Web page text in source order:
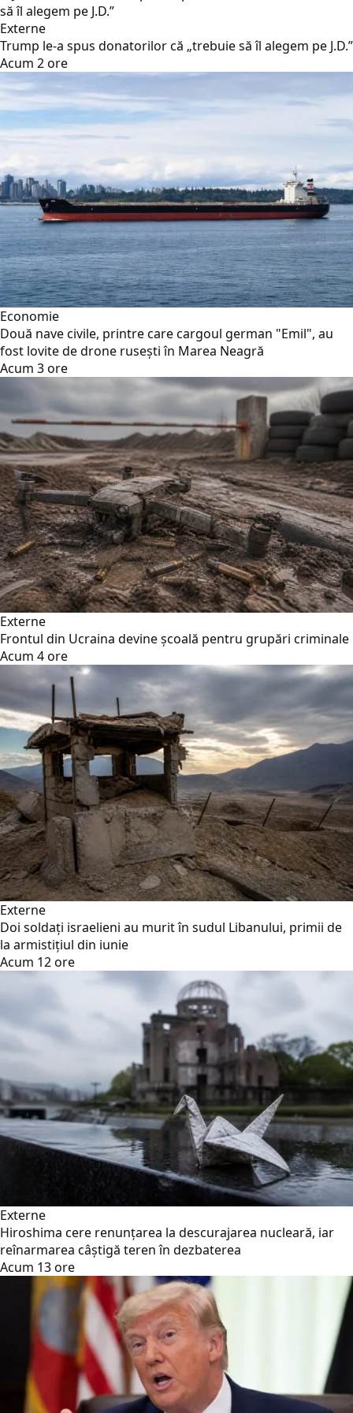
Externe
Trump le-a spus donatorilor că „trebuie să îl alegem pe J.D.”
Acum 2 ore
Economie
Două nave civile, printre care cargoul german "Emil", au
fost lovite de drone rusești în Marea Neagră
Acum 3 ore
Externe
Frontul din Ucraina devine școală pentru grupări criminale
Acum 4 ore
Externe
Doi soldați israelieni au murit în sudul Libanului, primii de
la armistițiul din iunie
Acum 12 ore
Externe
Hiroshima cere renunțarea la descurajarea nucleară, iar
reînarmarea câștigă teren în dezbaterea
Acum 13 ore